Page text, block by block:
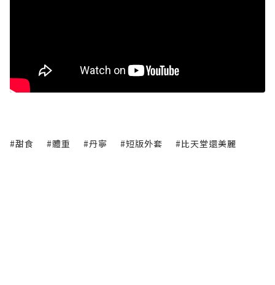
#甜食 #體重 #丹寧 #短版外套 #比天堂還美麗